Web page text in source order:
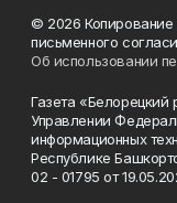
© 2026 Копирование
письменного
Об использовании
Газета «Белорецкий
Управлении
информационных
Республике
02 - 01795 от